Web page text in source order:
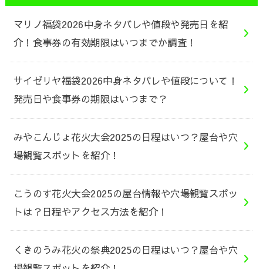
マリノ福袋2026中身ネタバレや値段や発売日を紹
介！食事券の有効期限はいつまでか調査！
サイゼリヤ福袋2026中身ネタバレや値段について！
発売日や食事券の期限はいつまで？
みやこんじょ花火大会2025の日程はいつ？屋台や穴
場観覧スポットを紹介！
こうのす花火大会2025の屋台情報や穴場観覧スポッ
トは？日程やアクセス方法を紹介！
くきのうみ花火の祭典2025の日程はいつ？屋台や穴